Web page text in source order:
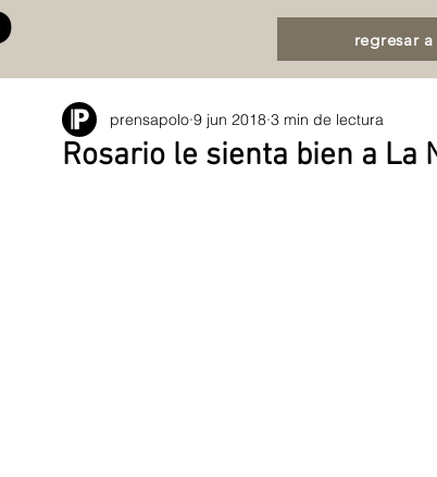
regresar
Rosario le sienta bien a La
prensapolo 9 jun 2018 3 min de lectura